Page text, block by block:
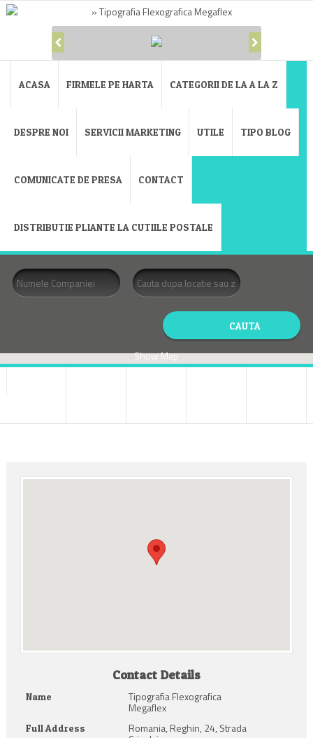
ACASA FIRMELE PE HARTA CATEGORII DE LA A LA Z
DESPRE NOI SERVICII MARKETING UTILE TIPO BLOG
COMUNICATE DE PRESA CONTACT
DISTRIBUTIE PLIANTE LA CUTIILE POSTALE
Show Map
Contact Details
Name Tipografia Flexografica
Megaflex
Full Address Romania, Reghin, 24, Strada